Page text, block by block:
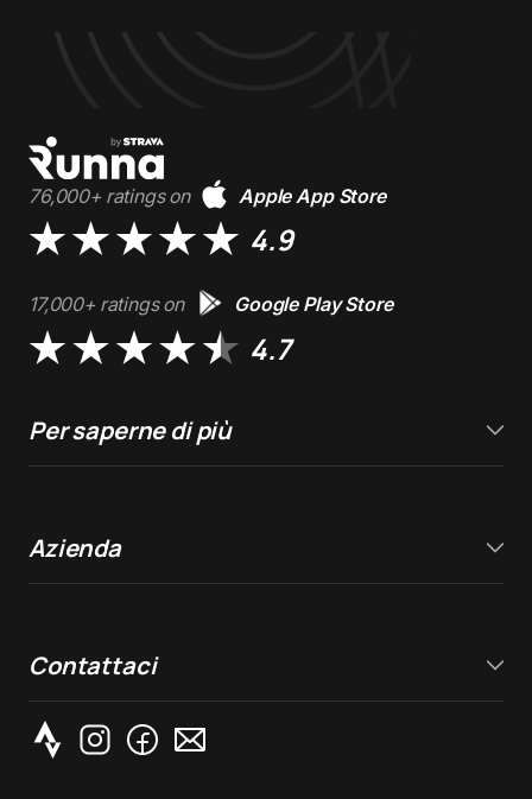
76,000+ ratings on Apple App Store
4.9
17,000+ ratings on Google Play Store
4.7
Per saperne di più
Azienda
Contattaci